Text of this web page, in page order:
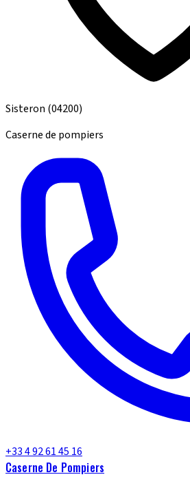
Sisteron (04200)
Caserne de pompiers
+33 4 92 61 45 16
Caserne De Pompiers